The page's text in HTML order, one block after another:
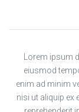
Lorem ipsum
eiusmod
enim ad minim
nisi ut aliquip ex